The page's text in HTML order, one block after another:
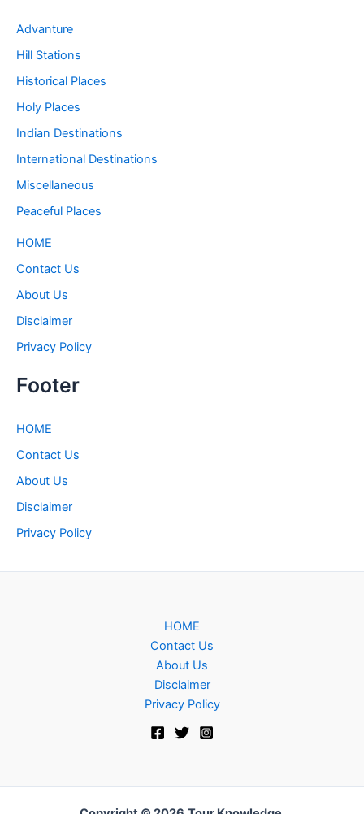
Advanture
Hill Stations
Historical Places
Holy Places
Indian Destinations
International Destinations
Miscellaneous
Peaceful Places
HOME
Contact Us
About Us
Disclaimer
Privacy Policy
Footer
HOME
Contact Us
About Us
Disclaimer
Privacy Policy
HOME
Contact Us
About Us
Disclaimer
Privacy Policy